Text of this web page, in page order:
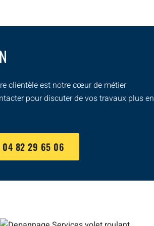
clientèle est notre cœur de métier
pour discuter de vos travaux plus en
04 82 29 65 06